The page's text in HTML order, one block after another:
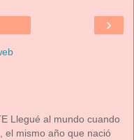
›
Llegué al mundo cuando
el mismo año que nació